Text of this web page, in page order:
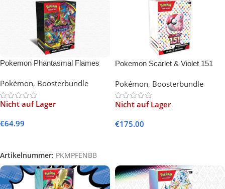
Pokemon Phantasmal Flames
Pokémon, Boosterbundle
Nicht auf Lager
€64.99
Artikelnummer: PKMPFENBB
Pokemon Scarlet & Violet 151
Pokémon, Boosterbundle
Nicht auf Lager
€175.00